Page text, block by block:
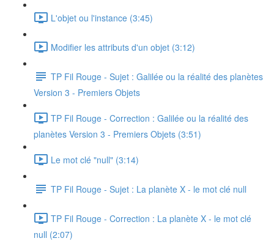
L'objet ou l'instance (3:45)
Modifier les attributs d'un objet (3:12)
TP Fil Rouge - Sujet : Galilée ou la réalité des planètes
Version 3 - Premiers Objets
TP Fil Rouge - Correction : Galilée ou la réalité des
planètes Version 3 - Premiers Objets (3:51)
Le mot clé "null" (3:14)
TP Fil Rouge - Sujet : La planète X - le mot clé null
TP Fil Rouge - Correction : La planète X - le mot clé
null (2:07)